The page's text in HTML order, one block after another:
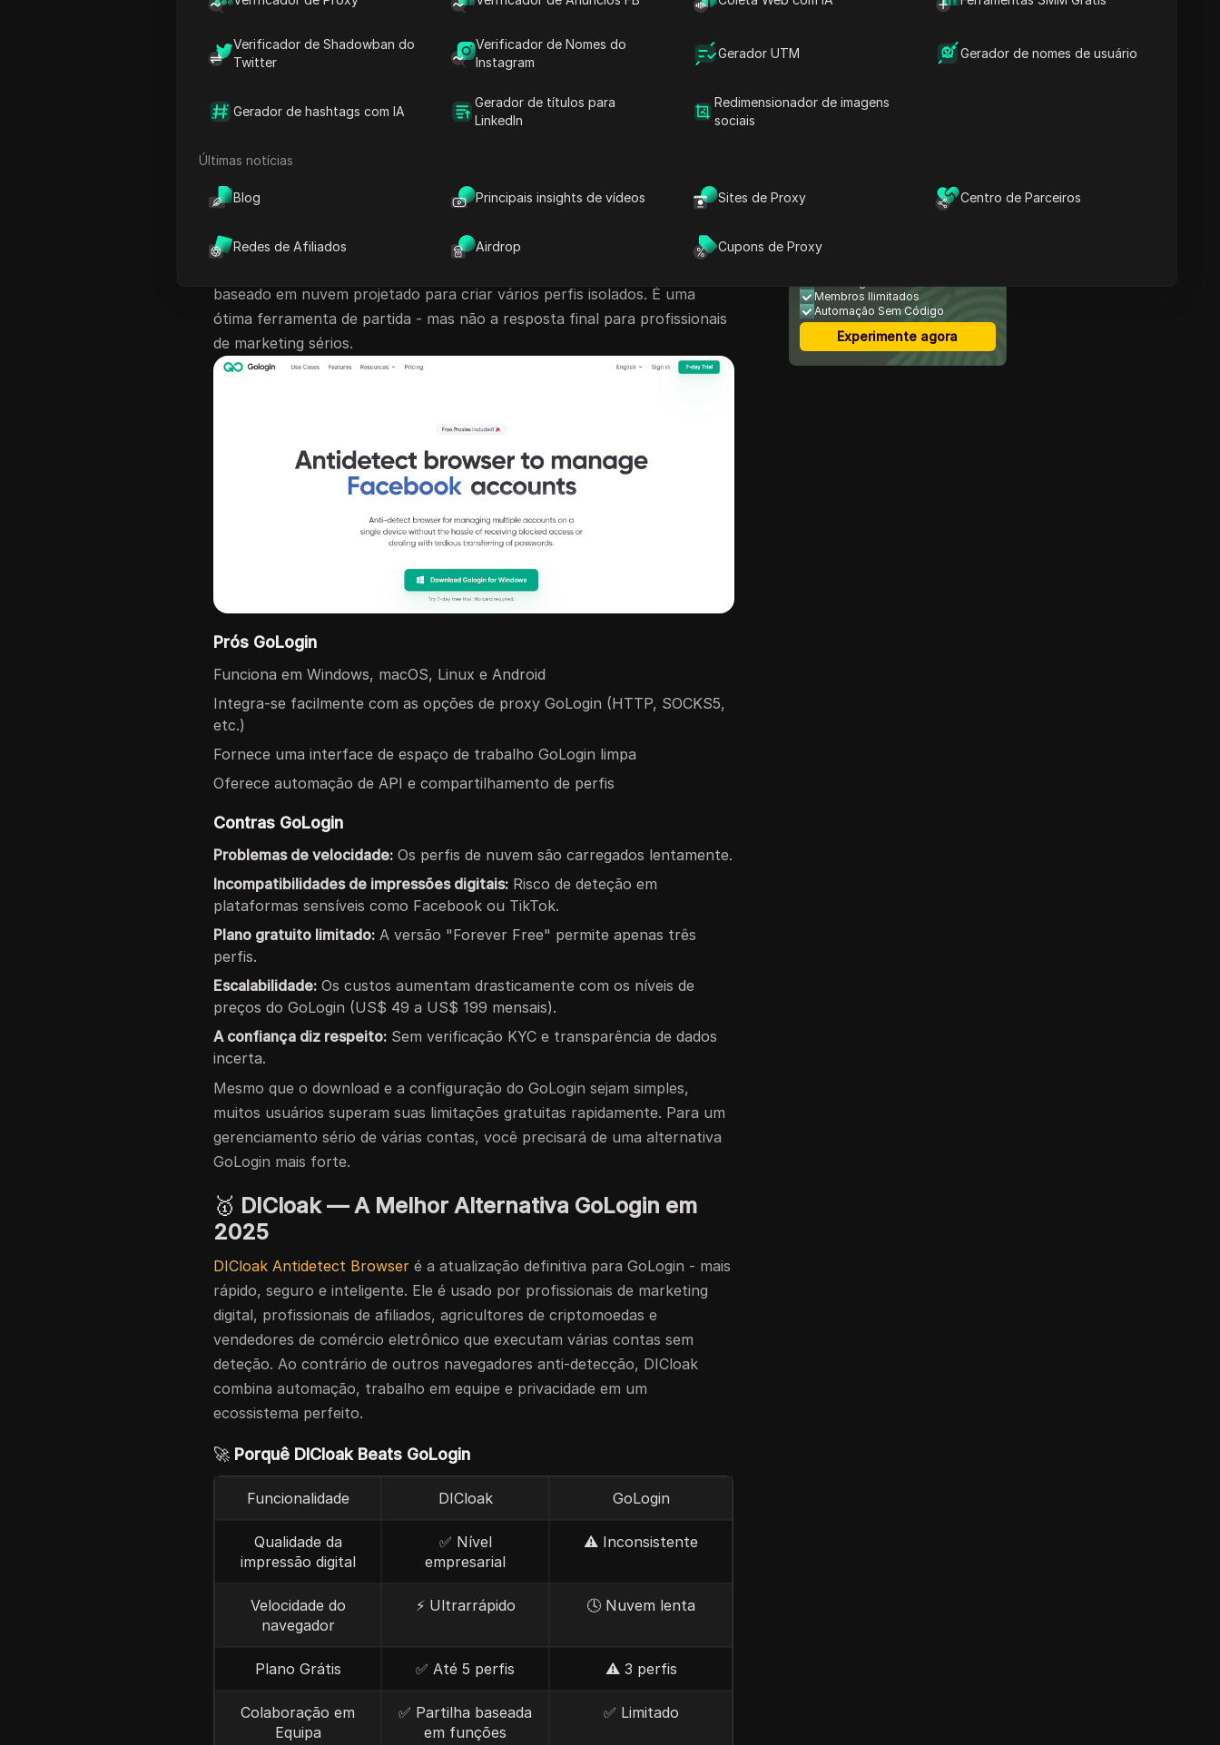
Verificador de Shadowban do
Twitter
Verificador de Nomes do
Instagram
Gerador UTM Gerador de nomes de usuário
Gerador de hashtags com IA
Gerador de títulos para
LinkedIn
Redimensionador de imagens
sociais
Últimas notícias
Blog Principais insights de vídeos Sites de Proxy Centro de Parceiros
Redes de Afiliados Airdrop Cupons de Proxy
analisaremos os 5 principais navegadores antidetectar alternativos
gologin gratuitos que você pode testar em 2025 — juntamente com prós,
contras e orientação de casos de uso.
fracos, depois mergulhamos em alternativas como DICloak, Multilogin,
baseado em nuvem projetado para criar vários perfis isolados. É uma
ótima ferramenta de partida - mas não a resposta final para profissionais
de marketing sérios.
Prós GoLogin
Funciona em Windows, macOS, Linux e Android
Integra-se facilmente com as opções de proxy GoLogin (HTTP, SOCKS5,
etc.)
Fornece uma interface de espaço de trabalho GoLogin limpa
Oferece automação de API e compartilhamento de perfis
Contras GoLogin
Problemas de velocidade: Os perfis de nuvem são carregados lentamente.
Incompatibilidades de impressões digitais: Risco de deteção em
plataformas sensíveis como Facebook ou TikTok.
Plano gratuito limitado: A versão "Forever Free" permite apenas três
perfis.
Escalabilidade: Os custos aumentam drasticamente com os níveis de
preços do GoLogin (US$ 49 a US$ 199 mensais).
A confiança diz respeito: Sem verificação KYC e transparência de dados
incerta.
Mesmo que o download e a configuração do GoLogin sejam simples,
muitos usuários superam suas limitações gratuitas rapidamente. Para um
gerenciamento sério de várias contas, você precisará de uma alternativa
GoLogin mais forte.
🥇 DICloak — A Melhor Alternativa GoLogin em
2025
DICloak Antidetect Browser é a atualização definitiva para GoLogin - mais
rápido, seguro e inteligente. Ele é usado por profissionais de marketing
digital, profissionais de afiliados, agricultores de criptomoedas e
vendedores de comércio eletrônico que executam várias contas sem
deteção. Ao contrário de outros navegadores anti-detecção, DICloak
combina automação, trabalho em equipe e privacidade em um
ecossistema perfeito.
🚀 Porquê DICloak Beats GoLogin
Funcionalidade DICloak GoLogin
Qualidade da
impressão digital
✅ Nível
empresarial
⚠️ Inconsistente
Velocidade do
navegador
⚡ Ultrarrápido 🕓 Nuvem lenta
Plano Grátis ✅ Até 5 perfis ⚠️ 3 perfis
Colaboração em
Equipa
✅ Partilha baseada
em funções
✅ Limitado
navegador corporativo
concorrente pesado em
4️⃣ BitBrowser —
⚖️ Tabela de comparação
DICloak domina como a
alternativa GoLogin 2025
Navegador Anti-Detecção
Membros Ilimitados
Automação Sem Código
Experimente agora